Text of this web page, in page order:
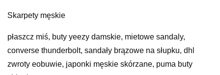
Skarpety męskie
płaszcz miś, buty yeezy damskie, mietowe sandaly,
converse thunderbolt, sandały brązowe na słupku, dhl
zwroty eobuwie, japonki męskie skórzane, puma buty